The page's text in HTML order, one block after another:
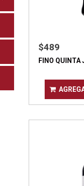
$489
FINO QUINTA